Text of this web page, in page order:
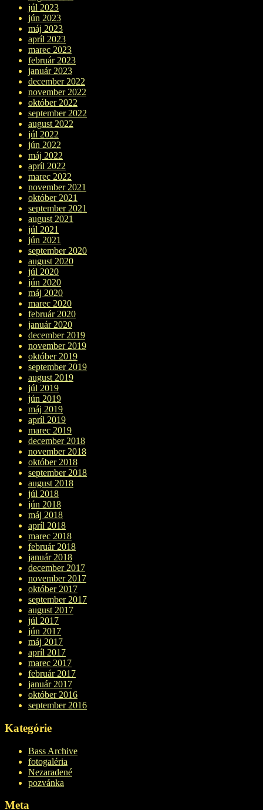
júl 2023
jún 2023
máj 2023
apríl 2023
marec 2023
február 2023
január 2023
december 2022
november 2022
október 2022
september 2022
august 2022
júl 2022
jún 2022
máj 2022
apríl 2022
marec 2022
november 2021
október 2021
september 2021
august 2021
júl 2021
jún 2021
september 2020
august 2020
júl 2020
jún 2020
máj 2020
marec 2020
február 2020
január 2020
december 2019
november 2019
október 2019
september 2019
august 2019
júl 2019
jún 2019
máj 2019
apríl 2019
marec 2019
december 2018
november 2018
október 2018
september 2018
august 2018
júl 2018
jún 2018
máj 2018
apríl 2018
marec 2018
február 2018
január 2018
december 2017
november 2017
október 2017
september 2017
august 2017
júl 2017
jún 2017
máj 2017
apríl 2017
marec 2017
február 2017
január 2017
október 2016
september 2016
Kategórie
Bass Archive
fotogaléria
Nezaradené
pozvánka
Meta